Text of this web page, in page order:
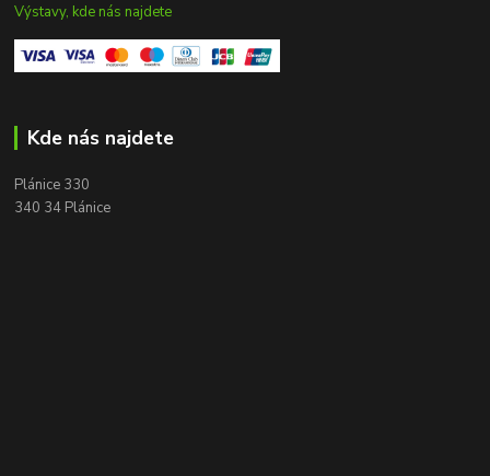
Výstavy, kde nás najdete
Kde nás najdete
Plánice 330
340 34 Plánice